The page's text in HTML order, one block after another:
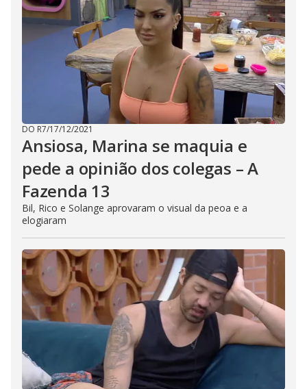
DO R7/17/12/2021
Ansiosa, Marina se maquia e
pede a opinião dos colegas – A
Fazenda 13
Bil, Rico e Solange aprovaram o visual da peoa e a
elogiaram